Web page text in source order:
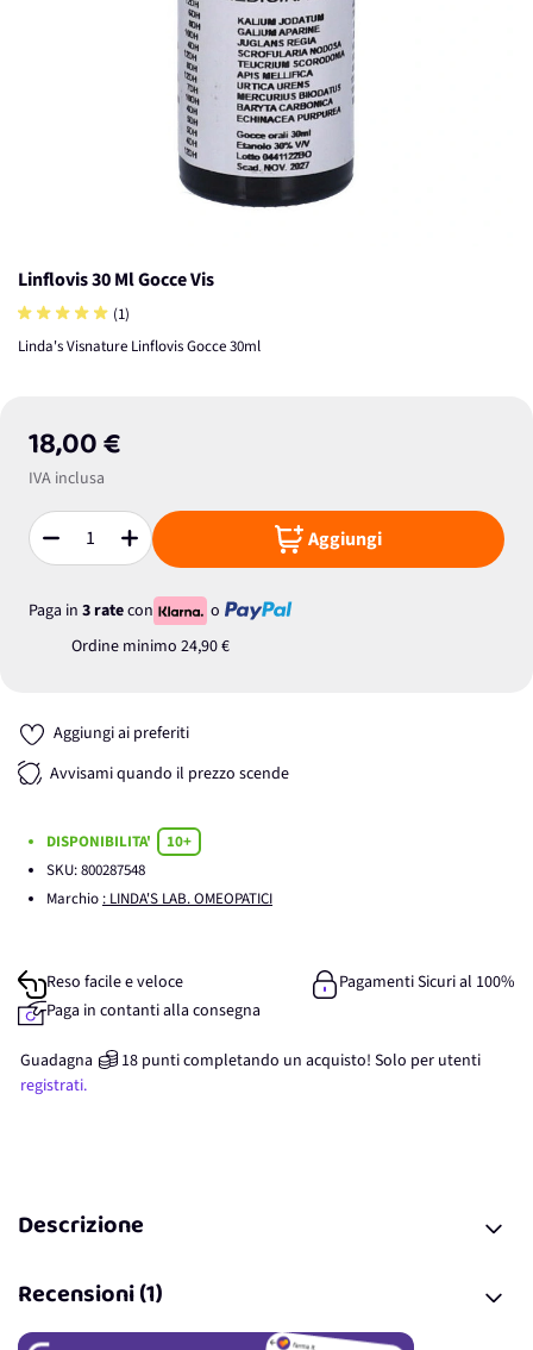
Linflovis 30 Ml Gocce Vis
(1)
Linda's Visnature Linflovis Gocce 30ml
18,00 €
IVA inclusa
Quantità Aggiungi
Paga in 3 ratecon
o
Ordine minimo 24,90 €
Aggiungi ai preferiti
Avvisami quando il prezzo scende
DISPONIBILITA'
10+
SKU:800287548
Marchio : LINDA'S LAB. OMEOPATICI
Reso facile e veloce
Pagamenti Sicuri al 100%
Paga in contanti alla consegna
Guadagna 18 punticompletando un acquisto! Solo per utenti
registrati.
Descrizione
Recensioni (1)